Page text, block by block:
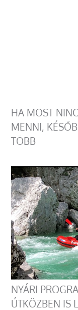
HA MOST
MENNI,
TÖBB
NYÁRI
ÚTKÖZBEN IS